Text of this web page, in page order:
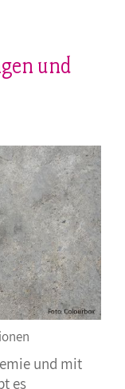
und
und mit
es